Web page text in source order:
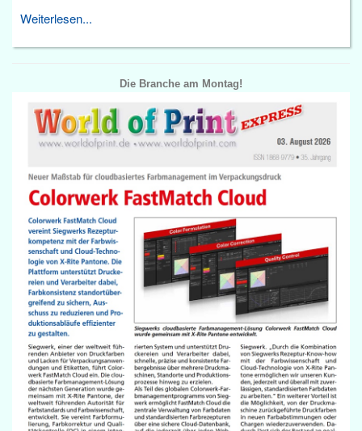
Weiterlesen...
Die Branche am Montag!